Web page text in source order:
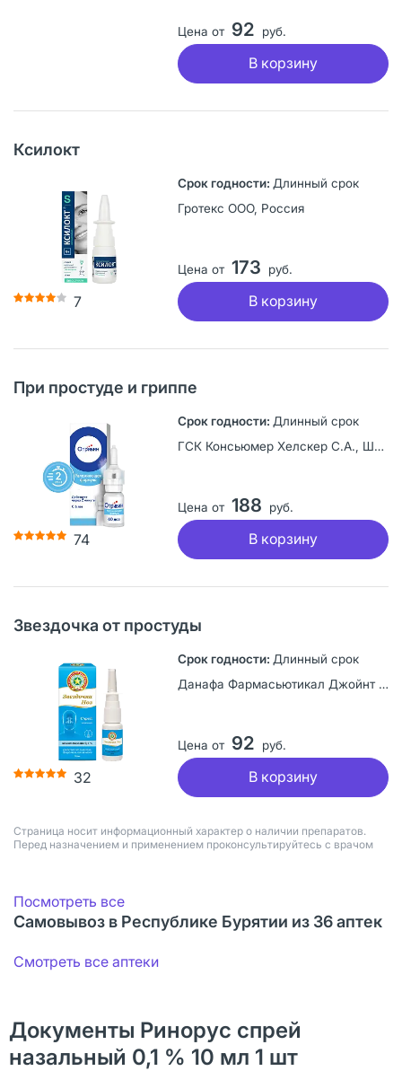
Цена от 92 руб.
В корзину
Ксилокт
7
Длинный срок
Гротекс ООО, Россия
Цена от 173 руб.
В корзину
При простуде и гриппе
74
Длинный срок
ГСК Консьюмер Хелскер С.А., Швейцария
Цена от 188 руб.
В корзину
Звездочка от простуды
32
Длинный срок
Данафа Фармасьютикал Джойнт Сток Компани, Вьетнам
Цена от 92 руб.
В корзину
Страница носит информационный характер о наличии препаратов.
Перед назначением и применением проконсультируйтесь с врачом
Посмотреть все
Самовывоз в Республике Бурятии из 36 аптек
Смотреть все аптеки
Документы Ринорус спрей
назальный 0,1 % 10 мл 1 шт